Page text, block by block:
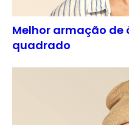
Melhor armação de
quadrado